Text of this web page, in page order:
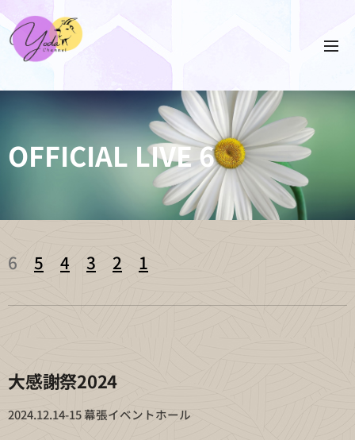
OFFICIAL LIVE 6
6 5 4 3 2 1
大感謝祭2024
2024.12.14-15 幕張イベントホール